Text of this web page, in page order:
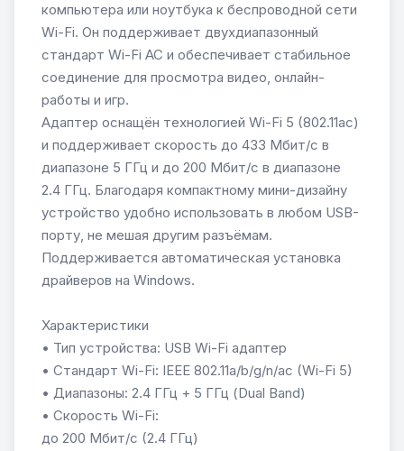
компьютера или ноутбука к беспроводной сети
Wi-Fi. Он поддерживает двухдиапазонный
стандарт Wi-Fi AC и обеспечивает стабильное
соединение для просмотра видео, онлайн-
работы и игр.
Адаптер оснащён технологией Wi-Fi 5 (802.11ac)
и поддерживает скорость до 433 Мбит/с в
диапазоне 5 ГГц и до 200 Мбит/с в диапазоне
2.4 ГГц. Благодаря компактному мини-дизайну
устройство удобно использовать в любом USB-
порту, не мешая другим разъёмам.
Поддерживается автоматическая установка
драйверов на Windows.
Характеристики
• Тип устройства: USB Wi-Fi адаптер
• Стандарт Wi-Fi: IEEE 802.11a/b/g/n/ac (Wi-Fi 5)
• Диапазоны: 2.4 ГГц + 5 ГГц (Dual Band)
• Скорость Wi-Fi:
до 200 Мбит/с (2.4 ГГц)